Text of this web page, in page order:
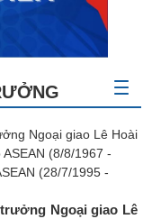
Ngoại giao Lê